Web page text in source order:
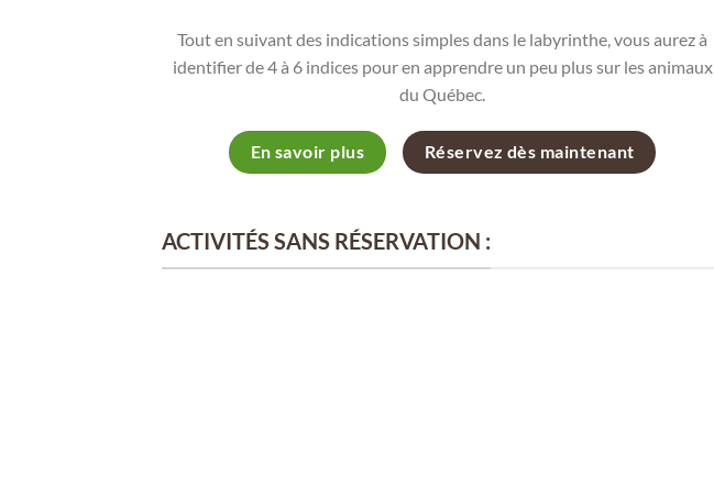
Tout en suivant des indications simples dans le labyrinthe, vous aurez à
identifier de 4 à 6 indices pour en apprendre un peu plus sur les animaux
du Québec.
En savoir plus Réservez dès maintenant
ACTIVITÉS SANS RÉSERVATION :